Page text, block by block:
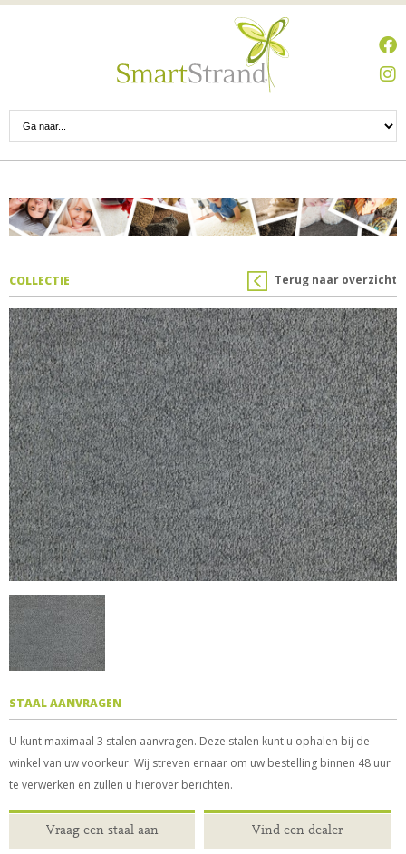
Terug naar overzicht
COLLECTIE
STAAL AANVRAGEN
U kunt maximaal 3 stalen aanvragen. Deze stalen kunt u ophalen bij de
winkel van uw voorkeur. Wij streven ernaar om uw bestelling binnen 48 uur
te verwerken en zullen u hierover berichten.
Vraag een staal aan Vind een dealer